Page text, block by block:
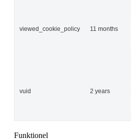
viewed_cookie_policy 11 months
vuid 2 years
Funktionel